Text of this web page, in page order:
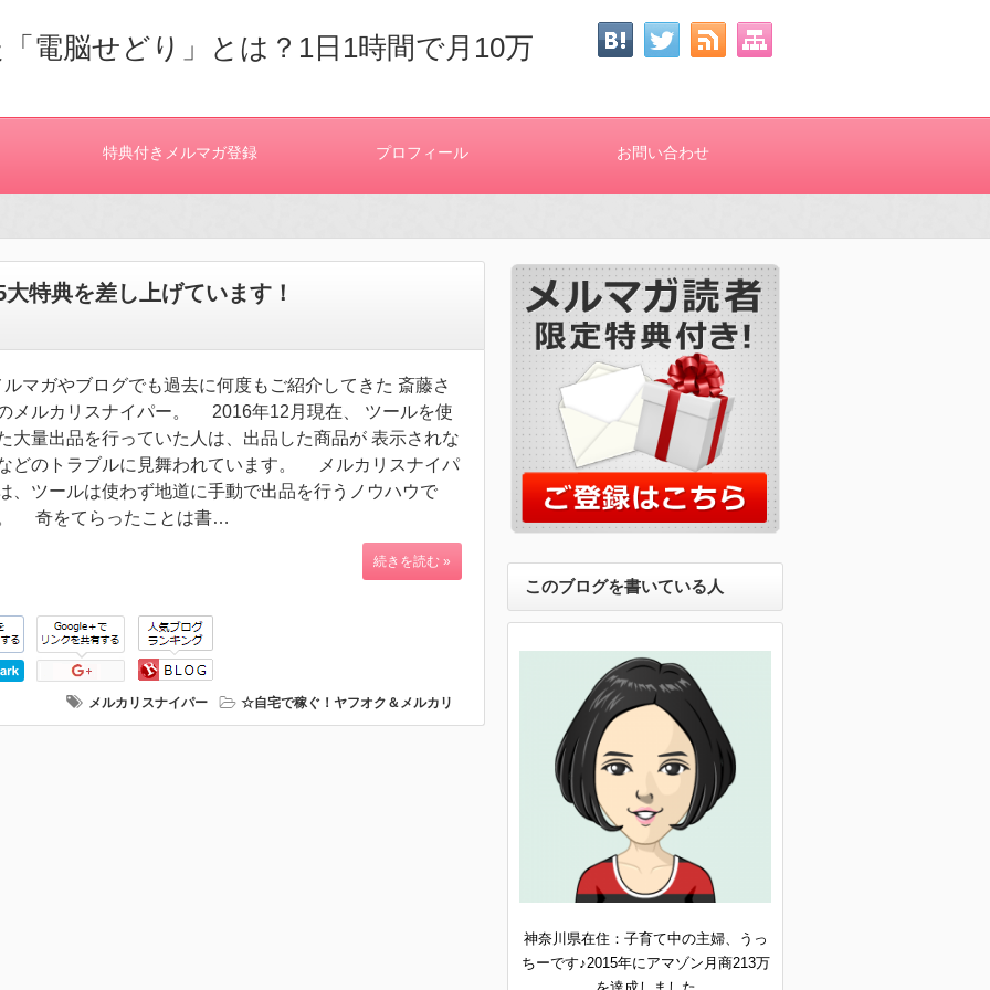
電脳せどり」とは？1日1時間で月10万
特典付きメルマガ登録 プロフィール お問い合わせ
特典を差し上げています！
マガやブログでも過去に何度もご紹介してきた 斎藤さ
メルカリスナイパー。 2016年12月現在、 ツールを使
大量出品を行っていた人は、出品した商品が 表示されな
どのトラブルに見舞われています。 メルカリスナイパ
、ツールは使わず地道に手動で出品を行うノウハウで
奇をてらったことは書…
続きを読む »
メルカリスナイパー ☆自宅で稼ぐ！ヤフオク＆メルカリ
このブログを書いている人
神奈川県在住：子育て中の主婦、うっ
ちーです♪2015年にアマゾン月商213万